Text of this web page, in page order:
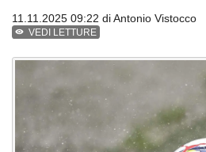
11.11.2025 09:22 diAntonio Vistocco
VEDI LETTURE